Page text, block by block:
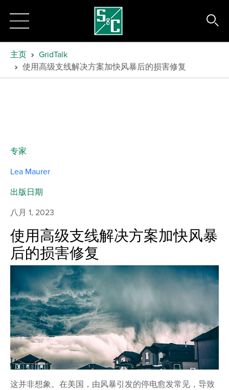
主页
GridTalk
使用高级支线解决方案加快风暴后的损害修复
使用高级支线解决方案加快风暴
后的损害修复
这并非想象。在美国，由风暴引发的停电愈发常见，导致
专家
Lea Maurer
出版日期
八月 1, 2023